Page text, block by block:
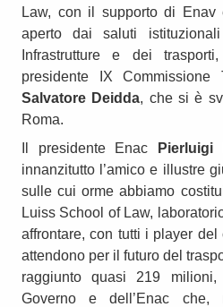
Law, con il supporto di
aperto dai saluti
Infrastrutture e dei trasporti,
presidente IX Commissione
Salvatore Deidda, che si è
Roma.
Il presidente Enac
Pierluigi
innanzitutto l’amico e illustre
sulle cui orme abbiamo
Luiss School of Law,
affrontare, con tutti i player
attendono per il futuro del
raggiunto quasi 219 milioni,
Governo e dell’Enac che,